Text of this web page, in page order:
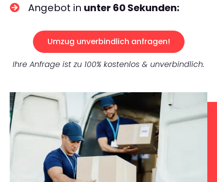
Angebot in unter 60 Sekunden:
Umzug unverbindlich anfragen!
Ihre Anfrage ist zu 100% kostenlos & unverbindlich.